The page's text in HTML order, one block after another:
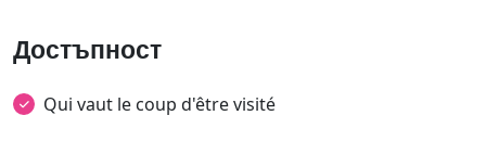
Достъпност
Qui vaut le coup d'être visité